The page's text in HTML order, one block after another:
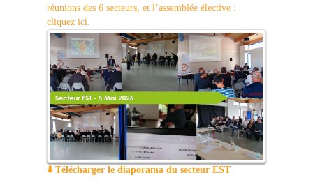
réunions des 6 secteurs, et l’assemblée élective :
cliquez ici.
⬇️ Télécharger le diaporama du secteur EST